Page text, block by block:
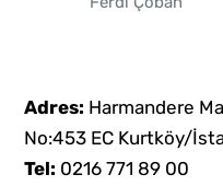
Adres: Harmandere
No:453 EC Kurtköy/
Tel: 0216 771 89 00